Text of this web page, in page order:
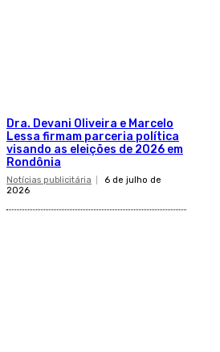
Dra. Devani Oliveira e Marcelo
Lessa firmam parceria política
visando as eleições de 2026 em
Rondônia
Notícias publicitária
6 de julho de
2026